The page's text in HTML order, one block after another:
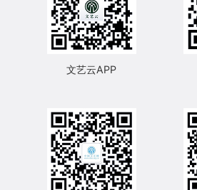
文艺云APP